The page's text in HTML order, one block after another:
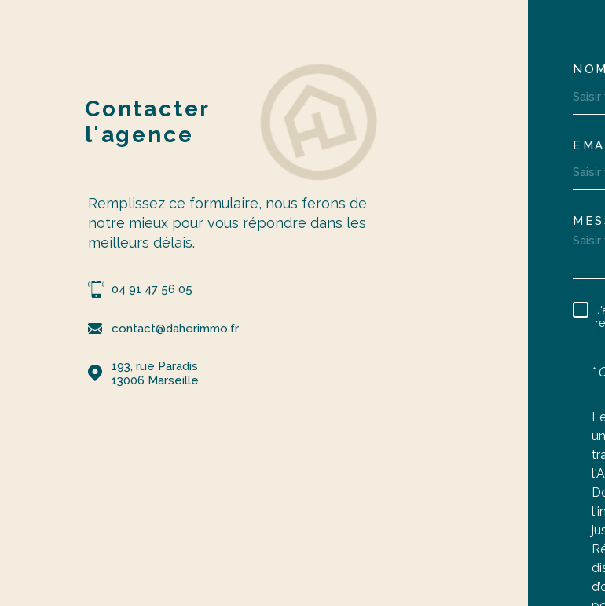
Contacter
l'agence
Remplissez ce formulaire, nous ferons de
notre mieux pour vous répondre dans les
meilleurs délais.
04 91 47 56 05
contact@daherimmo.fr
193, rue Paradis
13006
Marseille
*